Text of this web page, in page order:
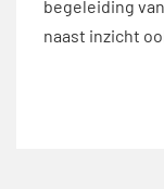
begeleiding
naast inzicht